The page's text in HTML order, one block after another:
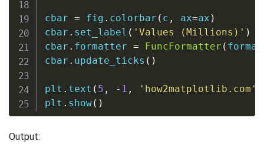
cbar = fig . colorbar ( c , ax=ax )
cbar . set_label ( 'Values (Millions)' )
cbar . formatter = FuncFormatter (
cbar . update_ticks ( )
plt . text ( 5 , - 1 , 'how2matplotlib.com'
plt . show( )
Output: